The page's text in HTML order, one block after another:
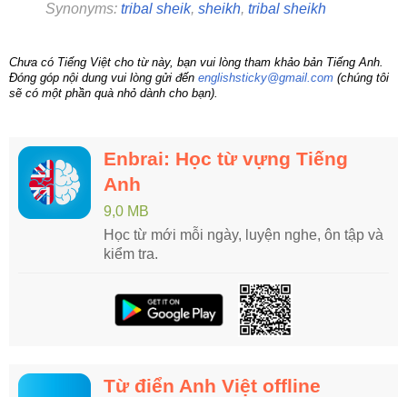
Synonyms: tribal sheik, sheikh, tribal sheikh
Chưa có Tiếng Việt cho từ này, bạn vui lòng tham khảo bản Tiếng Anh.
Đóng góp nội dung vui lòng gửi đến englishsticky@gmail.com (chúng tôi
sẽ có một phần quà nhỏ dành cho bạn).
Enbrai: Học từ vựng Tiếng
Anh
9,0 MB
Học từ mới mỗi ngày, luyện nghe, ôn tập và
kiểm tra.
Từ điển Anh Việt offline